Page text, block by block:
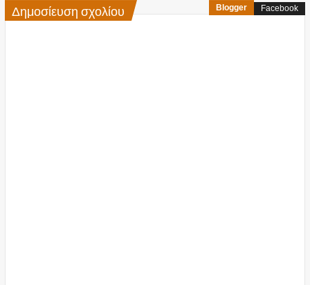
Δημοσίευση σχολίου Blogger Facebook